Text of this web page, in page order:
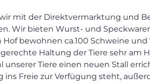
wir mit der Direktvermarktung und
Wir bieten Wurst- und
Hof bewohnen ca.100 Schweine und
Haltung der Tiere sehr am
unserer Tiere einen neuen Stall
ins Freie zur Verfügung steht,